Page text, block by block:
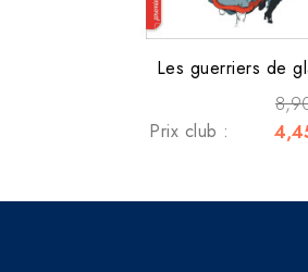
Les guerriers de
Prix club :